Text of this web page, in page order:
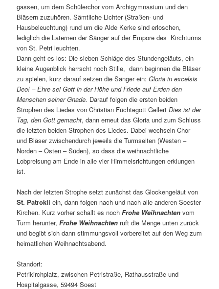
gassen, um dem Schülerchor vom Archigymnasium und den
Bläsern zuzuhören. Sämtliche Lichter (Straßen- und
Hausbeleuchtung) rund um die Alde Kerke sind erloschen,
lediglich die Laternen der Sänger auf der Empore des Kirchturms
von St. Petri leuchten.
Dann geht es los: Die sieben Schläge des Stundengeläuts, ein
kleine Augenblick herrscht noch Stille, dann beginnen die Bläser
zu spielen, kurz darauf setzen die Sänger ein:Gloria in excelsis
Deo! – Ehre sei Gott in der Höhe und Friede auf Erden den
Menschen seiner Gnade. Darauf folgen die ersten beiden
Strophen des Liedes von Christian Füchtegott GellertDies ist der
Tag, den Gott gemacht, dann erneut das Gloria und zum Schluss
die letzten beiden Strophen des Liedes. Dabei wechseln Chor
und Bläser zwischendurch jeweils die Turmseiten (Westen –
Norden – Osten – Süden), so dass die weihnachtliche
Lobpreisung am Ende in alle vier Himmelsrichtungen erklungen
ist.
Nach der letzten Strophe setzt zunächst das Glockengeläut von
St. Patrokli ein, dann folgen nach und nach alle anderen Soester
Kirchen. Kurz vorher schallt es nochFrohe Weihnachten vom
Turm herunter,Frohe Weihnachten ruft die Menge unten zurück
und begibt sich dann stimmungsvoll vorbereitet auf den Weg zum
heimatlichen Weihnachtsabend.
Standort:
Petrikirchplatz, zwischen Petristraße, Rathausstraße und
Hospitalgasse, 59494 Soest